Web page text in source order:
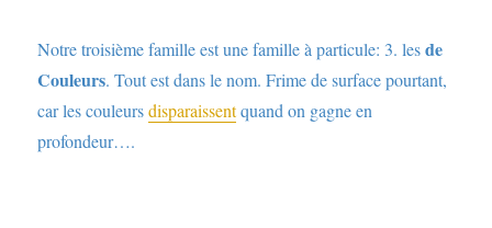
Notre troisième famille est une famille à particule: 3. lesde
Couleurs. Tout est dans le nom. Frime de surface pourtant,
car les couleursdisparaissentquand on gagne en
profondeur….